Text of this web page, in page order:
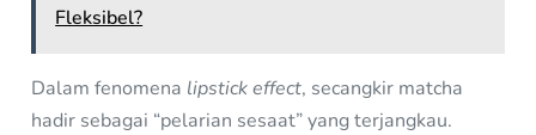
Fleksibel?
Dalam fenomena lipstick effect, secangkir matcha
hadir sebagai “pelarian sesaat” yang terjangkau.